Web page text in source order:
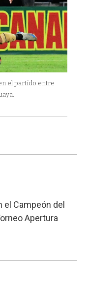
el partido entre
el Campeón del
Apertura